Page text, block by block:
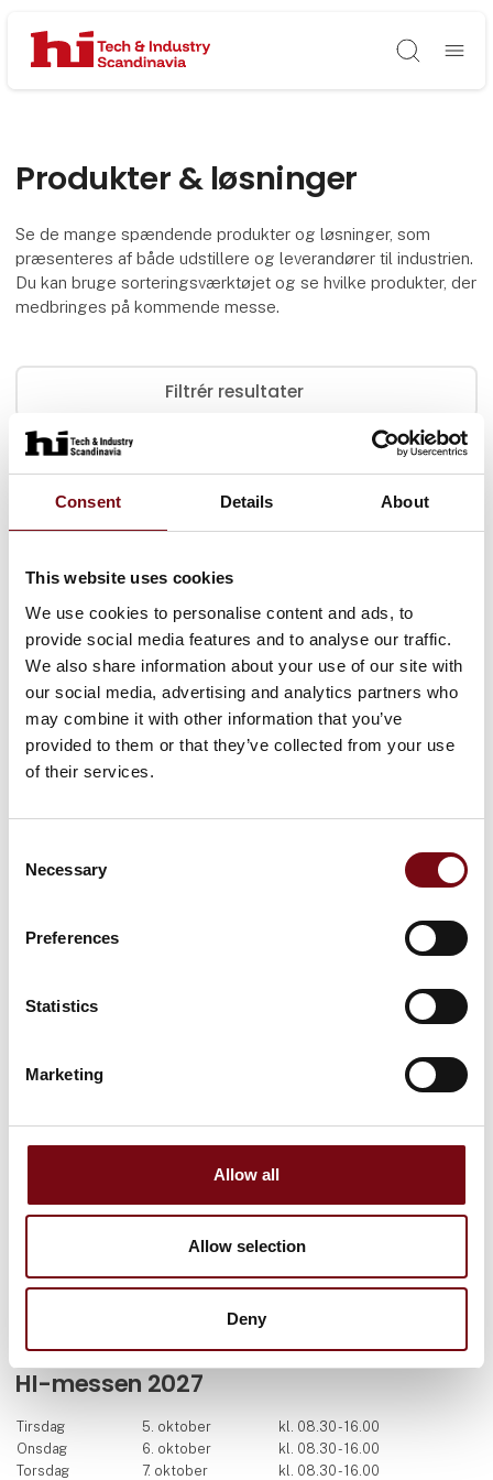
Consent Details About
This website uses cookies
We use cookies to personalise content and ads, to
provide social media features and to analyse our traffic.
We also share information about your use of our site with
our social media, advertising and analytics partners who
may combine it with other information that you’ve
provided to them or that they’ve collected from your use
of their services.
Selection
Necessary
Preferences
Statistics
Marketing
Allow all
Allow selection
Deny
Søg
Produkter & løsninger
Se de mange spændende produkter og løsninger, som
præsenteres af både udstillere og leverandører til industrien.
Du kan bruge sorteringsværktøjet og se hvilke produkter, der
medbringes på kommende messe.
Filtrér resultater
0produkter
Ingen resultater fundet.
HI Tech & Industry Scandinavia – industriens mødested for viden,
MCH Messecenter Herning
Danmark
HI-messen 2027
Tirsdag 5. oktober
kl. 08.30 - 16.00
Onsdag
6. oktober
kl. 08.30 - 16.00
Torsdag
7. oktober kl. 08.30 - 16.00